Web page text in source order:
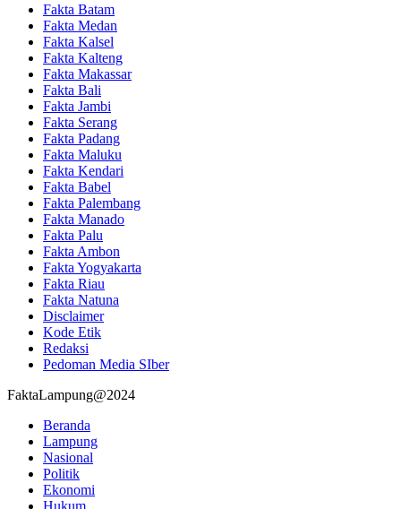
Fakta Batam
Fakta Medan
Fakta Kalsel
Fakta Kalteng
Fakta Makassar
Fakta Bali
Fakta Jambi
Fakta Serang
Fakta Padang
Fakta Maluku
Fakta Kendari
Fakta Babel
Fakta Palembang
Fakta Manado
Fakta Palu
Fakta Ambon
Fakta Yogyakarta
Fakta Riau
Fakta Natuna
Disclaimer
Kode Etik
Redaksi
Pedoman Media SIber
FaktaLampung@2024
Beranda
Lampung
Nasional
Politik
Ekonomi